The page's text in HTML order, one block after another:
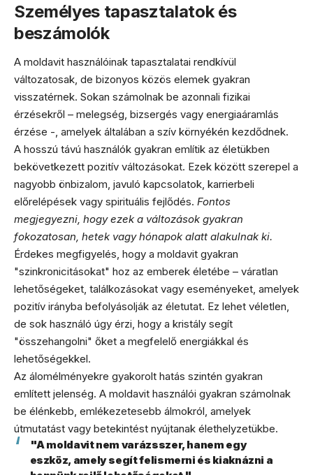
Személyes tapasztalatok és
beszámolók
A moldavit használóinak tapasztalatai rendkívül
változatosak, de bizonyos közös elemek gyakran
visszatérnek. Sokan számolnak be azonnali fizikai
érzésekről – melegség, bizsergés vagy energiaáramlás
érzése -, amelyek általában a szív környékén kezdődnek.
A hosszú távú használók gyakran említik az életükben
bekövetkezett pozitív változásokat. Ezek között szerepel a
nagyobb önbizalom, javuló kapcsolatok, karrierbeli
előrelépések vagy spirituális fejlődés. Fontos
megjegyezni, hogy ezek a változások gyakran
fokozatosan, hetek vagy hónapok alatt alakulnak ki.
Érdekes megfigyelés, hogy a moldavit gyakran
"szinkronicitásokat" hoz az emberek életébe – váratlan
lehetőségeket, találkozásokat vagy eseményeket, amelyek
pozitív irányba befolyásolják az életutat. Ez lehet véletlen,
de sok használó úgy érzi, hogy a kristály segít
"összehangolni" őket a megfelelő energiákkal és
lehetőségekkel.
Az álomélményekre gyakorolt hatás szintén gyakran
említett jelenség. A moldavit használói gyakran számolnak
be élénkebb, emlékezetesebb álmokról, amelyek
útmutatást vagy betekintést nyújtanak élethelyzetükbe.
"A moldavit nem varázsszer, hanem egy
eszköz, amely segít felismerni és kiaknázni a